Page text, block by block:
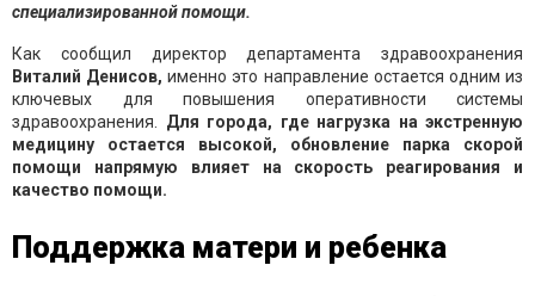
специализированной помощи.
Как сообщил директор департамента здравоохранения
Виталий Денисов, именно это направление остается одним из
ключевых для повышения оперативности системы
здравоохранения. Для города, где нагрузка на экстренную
медицину остается высокой, обновление парка скорой
помощи напрямую влияет на скорость реагирования и
качество помощи.
Поддержка матери и ребенка